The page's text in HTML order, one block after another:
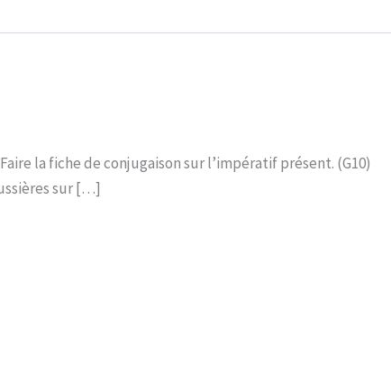
la fiche de conjugaison sur l’impératif présent. (G10)
sur […]